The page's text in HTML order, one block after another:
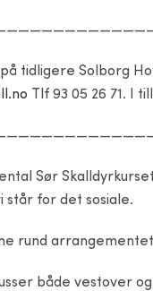
tidligere Solborg
Tlf 93 05 26 71. I
Sør
står for det sosiale.
rund
både vestover